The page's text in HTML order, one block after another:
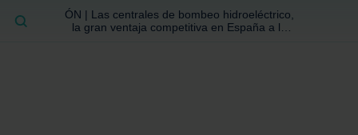
ÓN | Las centrales de bombeo hidroeléctrico,
la gran ventaja competitiva en España a la
BUSCAR